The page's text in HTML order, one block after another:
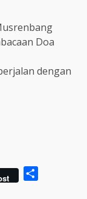
Doa
dengan